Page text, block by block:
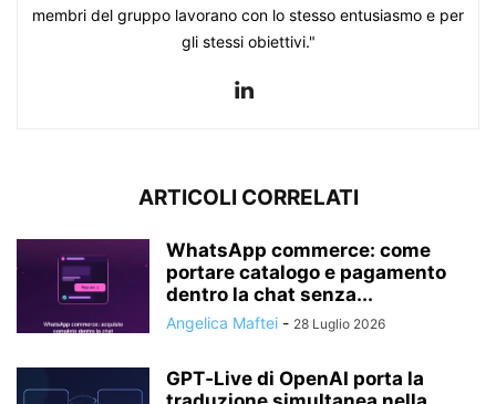
membri del gruppo lavorano con lo stesso entusiasmo e per
gli stessi obiettivi."
ARTICOLI CORRELATI
WhatsApp commerce: come
portare catalogo e pagamento
dentro la chat senza...
Angelica Maftei - 28 Luglio 2026
GPT‑Live di OpenAI porta la